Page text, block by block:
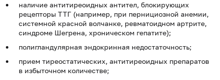
наличие антитиреоидных антител, блокирующих
рецепторы ТТГ (например, при пернициозной анемии,
системной красной волчанке, ревматоидном артрите,
синдроме Шегрена, хроническом гепатите);
полигландулярная эндокринная недостаточность;
прием тиреостатических, антитиреоидных препаратов
в избыточном количестве;